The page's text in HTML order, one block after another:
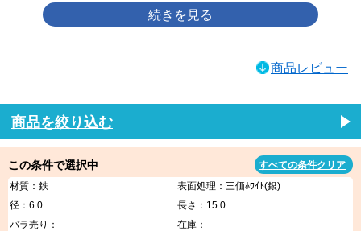
商品レビュー
商品を絞り込む
この条件で選択中
すべての条件クリア
材質：鉄
表面処理：三価ﾎﾜｲﾄ(銀)
径：6.0
長さ：15.0
バラ売り：
在庫：